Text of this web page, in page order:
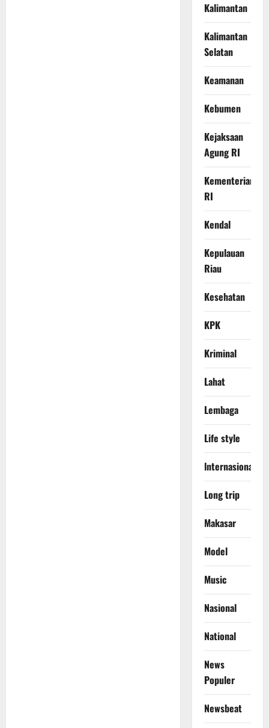
Kalimantan
Kalimantan
Selatan
Keamanan
Kebumen
Kejaksaan
Agung RI
Kementerian
RI
Kendal
Kepulauan
Riau
Kesehatan
KPK
Kriminal
Lahat
Lembaga
Life style
lnternasional
Long trip
Makasar
Model
Music
Nasional
National
News
Populer
Newsbeat